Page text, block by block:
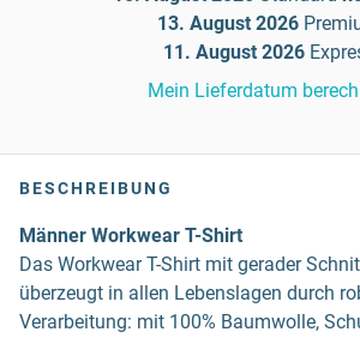
13. August 2026
11. August 2026
Mein Lieferdatum
BESCHREIBUNG
Männer Workwear T-Shirt
Das Workwear T-Shirt mit gerader
überzeugt in allen Lebenslagen durch
Verarbeitung: mit 100% Baumwolle,